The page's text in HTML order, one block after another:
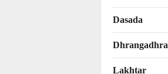
Dasada
Dhrangadhra
Lakhtar